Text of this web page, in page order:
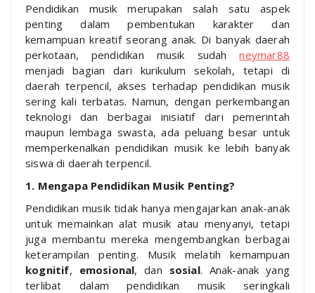
Pendidikan musik merupakan salah satu aspek
penting dalam pembentukan karakter dan
kemampuan kreatif seorang anak. Di banyak daerah
perkotaan, pendidikan musik sudahneymar88
menjadi bagian dari kurikulum sekolah, tetapi di
daerah terpencil, akses terhadap pendidikan musik
sering kali terbatas. Namun, dengan perkembangan
teknologi dan berbagai inisiatif dari pemerintah
maupun lembaga swasta, ada peluang besar untuk
memperkenalkan pendidikan musik ke lebih banyak
siswa di daerah terpencil.
1. Mengapa Pendidikan Musik Penting?
Pendidikan musik tidak hanya mengajarkan anak-anak
untuk memainkan alat musik atau menyanyi, tetapi
juga membantu mereka mengembangkan berbagai
keterampilan penting. Musik melatih kemampuan
kognitif, emosional, dan sosial. Anak-anak yang
terlibat dalam pendidikan musik seringkali